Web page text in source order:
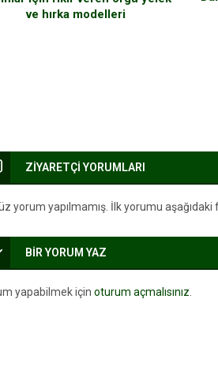
ve hırka modelleri
ZİYARETÇİ YORUMLARI
yorum yapılmamış. İlk yorumu aşağıdaki
BİR YORUM YAZ
yapabilmek için oturum açmalısınız